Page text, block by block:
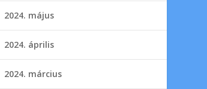
2024. május
2024. április
2024. március